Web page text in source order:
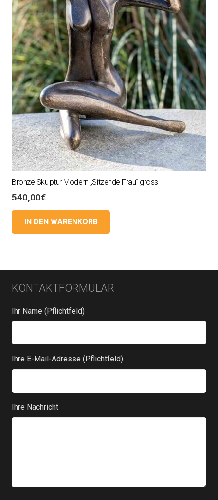
Bronze Skulptur Modern „Sitzende Frau“ gross
540,00€
IN DEN WARENKORB
KONTAKTFORMULAR
Ihr Name (Pflichtfeld)
Ihre E-Mail-Adresse (Pflichtfeld)
Ihre Nachricht